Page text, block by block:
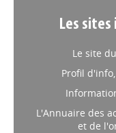
Les
Le site
Profil
L'Annuaire des
et de